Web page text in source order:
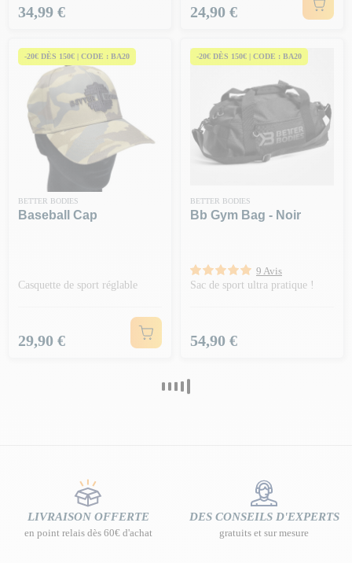
Prix
34,99 € Prix
24,90 €
-20€ DÈS 150€ | CODE : BA20
BETTER BODIES
Baseball Cap
Casquette de sport réglable
Prix
29,90 €
-20€ DÈS 150€ | CODE : BA20
BETTER BODIES
Bb Gym Bag - Noir
9 Avis
Sac de sport ultra pratique !
Prix
54,90 €
LIVRAISON OFFERTE
en point relais dès 60€ d'achat
DES CONSEILS D'EXPERTS
gratuits et sur mesure